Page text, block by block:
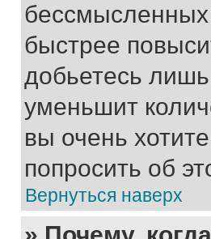
быстрее
добьетесь
уменьшит
вы очень
попросить об
Вернуться наверх